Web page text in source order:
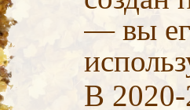
— вы
В 2020-